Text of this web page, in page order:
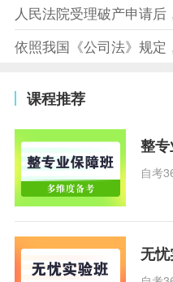
人民法院受理破产申请
依照我国《公司法》规
课程推荐
整
自考
无